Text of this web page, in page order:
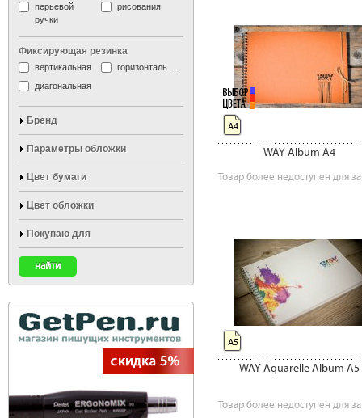
WAY Album A4
Товар более недоступен для
А4
WAY Aquarelle Album A5
Товар более недоступен для
А5
перьевой
ручки
рисования
Фиксирующая резинка
вертикальная
горизонтальная
диагональная
Бренд
Параметры обложки
Цвет бумаги
Цвет обложки
Покупаю для